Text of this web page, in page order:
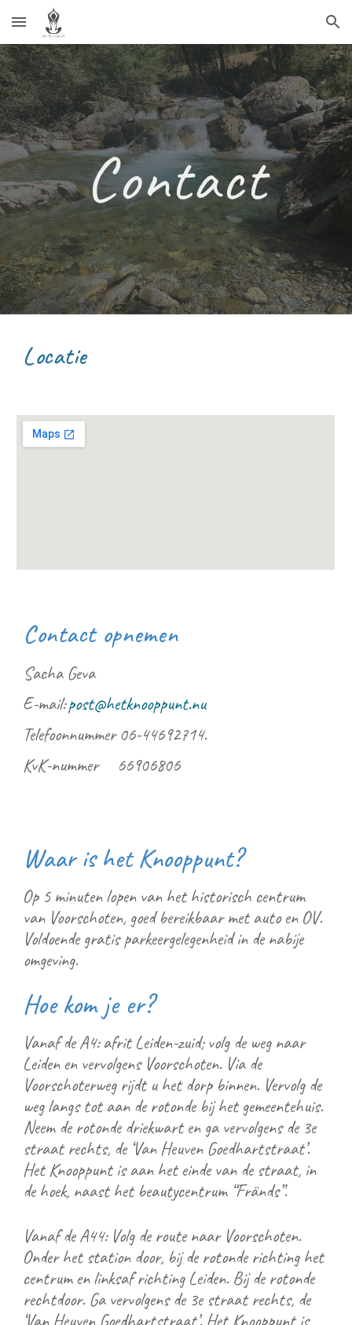
Skip to main content Skip to navigation
Contact
Locatie
Contact opnemen
Sacha Geva
E-mail:post@hetknooppunt.nu
Telefoonnummer 06-44692714.
KvK-nummer
66906806
Waar is het Knooppunt?
Op 5 minuten lopen van het historisch centrum
van Voorschoten, goed bereikbaar met auto en OV.
Voldoende gratis parkeergelegenheid in de nabije
omgeving.
Hoe kom je er?
Vanaf de A4: afrit Leiden-zuid; volg de weg naar
Leiden en vervolgens Voorschoten. Via de
Voorschoterweg rijdt u het dorp binnen. Vervolg de
weg langs tot aan de rotonde bij het gemeentehuis.
Neem de rotonde driekwart en ga vervolgens de 3e
straat rechts, de ‘Van Heuven Goedhartstraat’.
Het Knooppunt is aan het einde van de straat, in
de hoek, naast het beautycentrum “Fränds”.
Vanaf de A44: Volg de route naar Voorschoten.
Onder het station door, bij de rotonde richting het
centrum en linksaf richting Leiden. Bij de rotonde
rechtdoor. Ga vervolgens de 3e straat rechts, de